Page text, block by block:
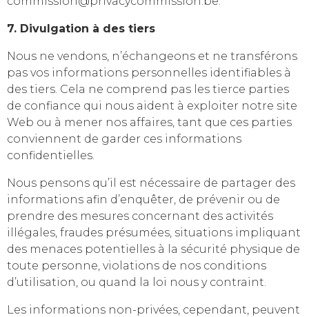
7. Divulgation à des tiers
Nous ne vendons, n’échangeons et ne transférons
pas vos informations personnelles identifiables à
des tiers. Cela ne comprend pas les tierce parties
de confiance qui nous aident à exploiter notre site
Web ou à mener nos affaires, tant que ces parties
conviennent de garder ces informations
confidentielles.
Nous pensons qu’il est nécessaire de partager des
informations afin d’enquêter, de prévenir ou de
prendre des mesures concernant des activités
illégales, fraudes présumées, situations impliquant
des menaces potentielles à la sécurité physique de
toute personne, violations de nos conditions
d’utilisation, ou quand la loi nous y contraint.
Les informations non-privées, cependant, peuvent